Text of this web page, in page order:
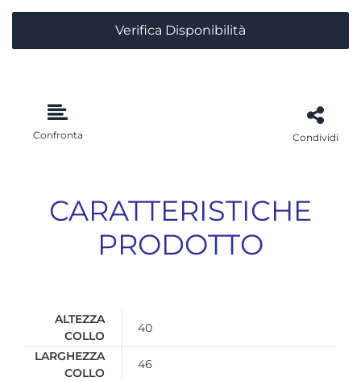
Verifica Disponibilità
Confronta Condividi
CARATTERISTICHE
PRODOTTO
ALTEZZA
COLLO
40
LARGHEZZA
COLLO
46